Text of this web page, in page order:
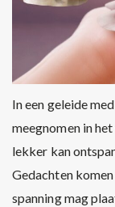
In een geleide
meegnomen in
lekker kan
Gedachten
spanning mag